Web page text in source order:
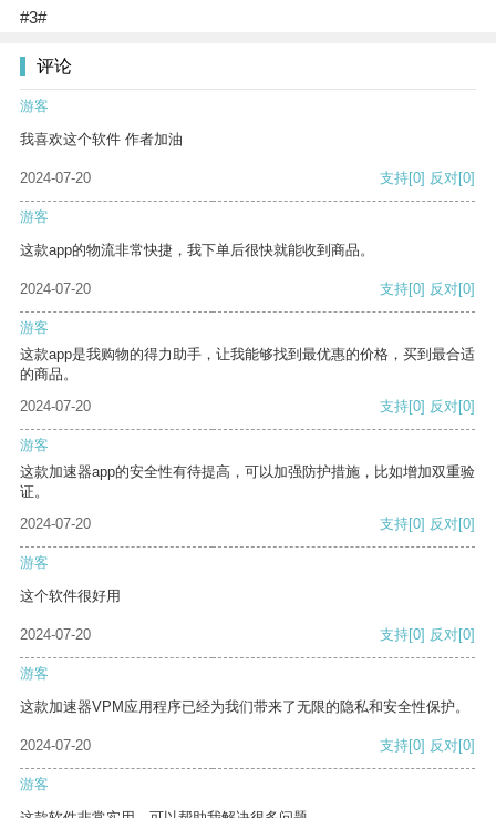
#3#
评论
游客
我喜欢这个软件 作者加油
2024-07-20 支持[0] 反对[0]
游客
这款app的物流非常快捷，我下单后很快就能收到商品。
2024-07-20 支持[0] 反对[0]
游客
这款app是我购物的得力助手，让我能够找到最优惠的价格，买到最合适
的商品。
2024-07-20
支持[0] 反对[0]
游客
这款加速器app的安全性有待提高，可以加强防护措施，比如增加双重验
证。
2024-07-20
支持[0] 反对[0]
游客
这个软件很好用
2024-07-20 支持[0] 反对[0]
游客
这款加速器VPM应用程序已经为我们带来了无限的隐私和安全性保护。
2024-07-20 支持[0] 反对[0]
游客